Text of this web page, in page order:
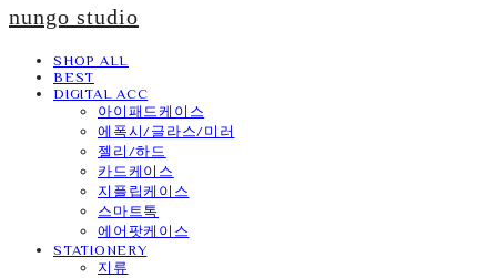
nungo studio
SHOP ALL
BEST
DIGITAL ACC
아이패드케이스
에폭시/글라스/미러
젤리/하드
카드케이스
지플립케이스
스마트톡
에어팟케이스
STATIONERY
지류